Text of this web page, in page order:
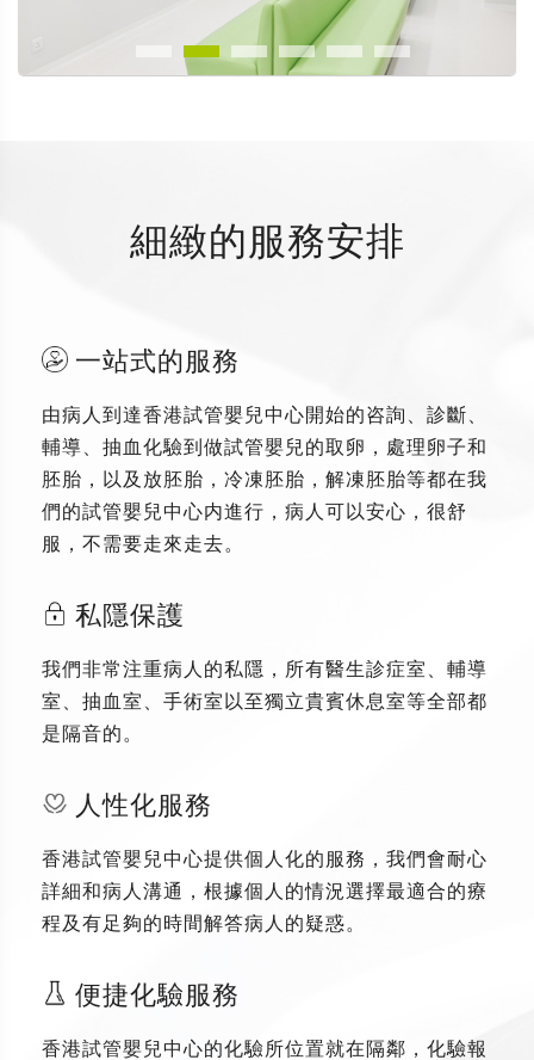
細緻的服務安排
一站式的服務
由病人到達香港試管嬰兒中心開始的咨詢、診斷、
輔導、抽血化驗到做試管嬰兒的取卵，處理卵子和
胚胎，以及放胚胎，冷凍胚胎，解凍胚胎等都在我
們的試管嬰兒中心内進行，病人可以安心，很舒
服，不需要走來走去。
私隱保護
我們非常注重病人的私隱，所有醫生診症室、輔導
室、抽血室、手術室以至獨立貴賓休息室等全部都
是隔音的。
人性化服務
香港試管嬰兒中心提供個人化的服務，我們會耐心
詳細和病人溝通，根據個人的情況選擇最適合的療
程及有足夠的時間解答病人的疑惑。
便捷化驗服務
香港試管嬰兒中心的化驗所位置就在隔鄰，化驗報